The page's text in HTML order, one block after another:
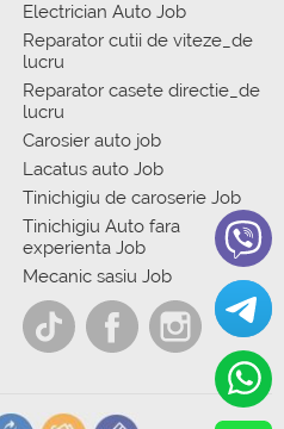
Electrician Auto Job
Reparator cutii de viteze_de
lucru
Reparator casete directie_de
lucru
Carosier auto job
Lacatus auto Job
Tinichigiu de caroserie Job
Tinichigiu Auto fara
experienta Job
Mecanic sasiu Job